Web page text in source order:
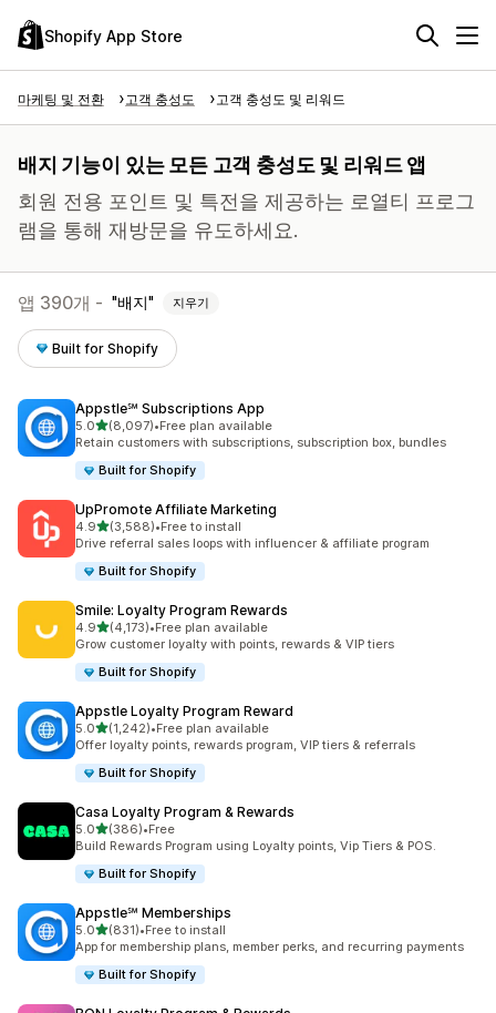
Shopify App Store
마케팅 및 전환 고객 충성도 고객 충성도 및 리워드
배지 기능이 있는 모든 고객 충성도 및 리워드 앱
회원 전용 포인트 및 특전을 제공하는 로열티 프로그
램을 통해 재방문을 유도하세요.
앱 390개 - 배지 지우기
Built for Shopify
Appstle℠ Subscriptions App
5.0별 5개 중
(8,097)
총 리뷰 8097개
•Free plan available
Retain customers with subscriptions, subscription box, bundles
Built for Shopify
UpPromote Affiliate Marketing
4.9별 5개 중
(3,588)
총 리뷰 3588개
•Free to install
Drive referral sales loops with influencer & affiliate program
Built for Shopify
Smile: Loyalty Program Rewards
4.9별 5개 중
(4,173)
총 리뷰 4173개
•Free plan available
Grow customer loyalty with points, rewards & VIP tiers
Built for Shopify
Appstle Loyalty Program Reward
5.0별 5개 중
(1,242)
총 리뷰 1242개
•Free plan available
Offer loyalty points, rewards program, VIP tiers & referrals
Built for Shopify
Casa Loyalty Program & Rewards
5.0별 5개 중
(386)
총 리뷰 386개
•Free
Build Rewards Program using Loyalty points, Vip Tiers & POS.
Built for Shopify
Appstle℠ Memberships
5.0별 5개 중
(831)
총 리뷰 831개
•Free to install
App for membership plans, member perks, and recurring payments
Built for Shopify